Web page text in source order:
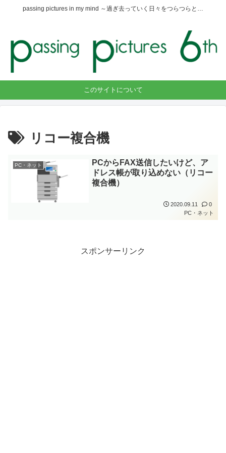
passing pictures in my mind ～過ぎ去っていく日々をつらつらと…
このサイトについて
リコー複合機
PC・ネット
PCからFAX送信したいけど、ア
ドレス帳が取り込めない（リコー
複合機）
2020.09.11
0
PC・ネット
スポンサーリンク